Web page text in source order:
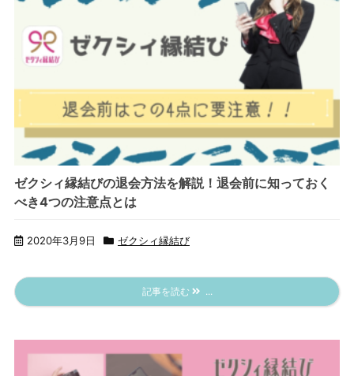
ゼクシィ縁結びの退会方法を解説！退会前に知っておく
べき4つの注意点とは
2020年3月9日 ゼクシィ縁結び
記事を読む ...